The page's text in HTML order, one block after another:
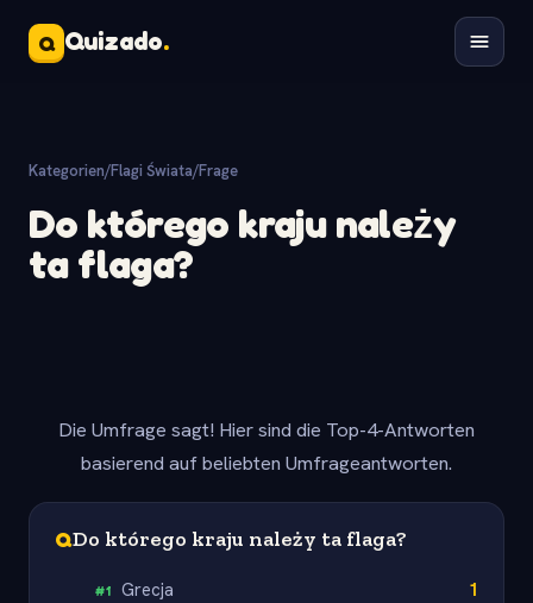
Q Quizado.
Kategorien/Flagi Świata/Frage
Do którego kraju należy
ta flaga?
Die Umfrage sagt! Hier sind die Top-4-Antworten
basierend auf beliebten Umfrageantworten.
QDo którego kraju należy ta flaga?
#1 Grecja 1